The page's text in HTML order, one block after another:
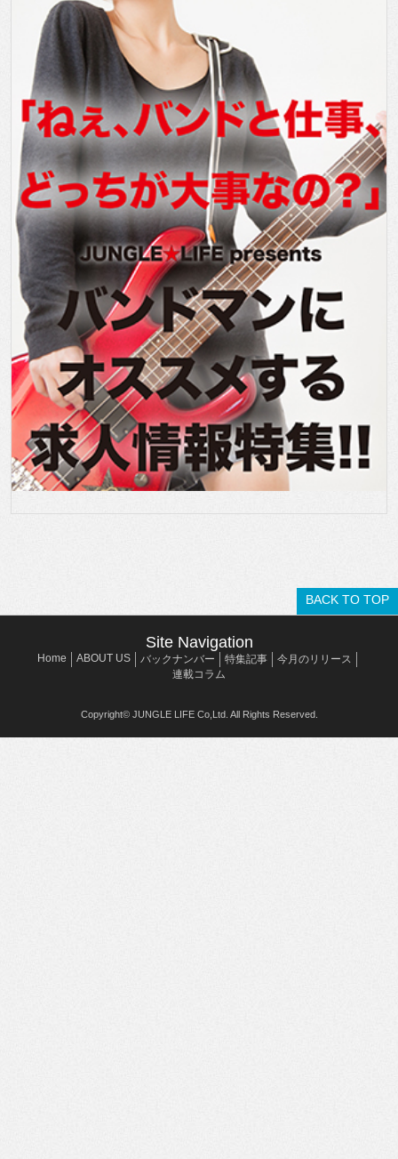
BACK TO TOP
Site Navigation
Home ABOUT US バックナンバー 特集記事
今月のリリース
連載コラム
Copyright© JUNGLE LIFE Co,Ltd. All Rights Reserved.